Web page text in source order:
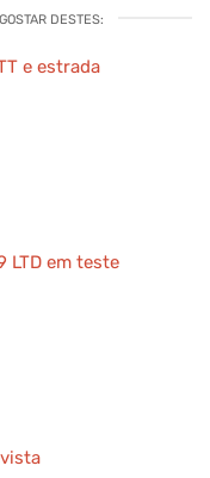
DESTES:
e estrada